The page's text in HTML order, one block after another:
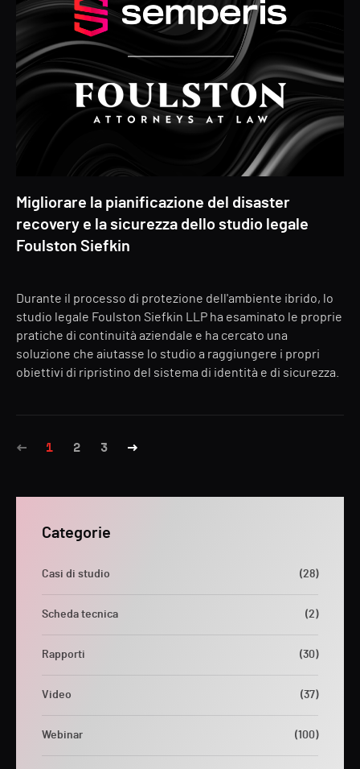
Categorie
Casi di studio (28)
Scheda tecnica (2)
Rapporti (30)
Video (37)
Webinar (100)
Migliorare la pianificazione del disaster
recovery e la sicurezza dello studio legale
Foulston Siefkin
Durante il processo di protezione dell'ambiente ibrido, lo
studio legale Foulston Siefkin LLP ha esaminato le proprie
pratiche di continuità aziendale e ha cercato una
soluzione che aiutasse lo studio a raggiungere i propri
obiettivi di ripristino del sistema di identità e di sicurezza.
1 2 3